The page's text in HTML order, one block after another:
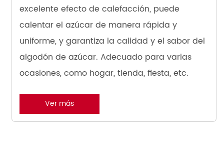
excelente efecto de calefacción, puede
calentar el azúcar de manera rápida y
uniforme, y garantiza la calidad y el sabor del
algodón de azúcar. Adecuado para varias
ocasiones, como hogar, tienda, fiesta, etc.
Ver más